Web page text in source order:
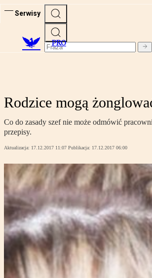
Serwisy
PRO
Rodzice mogą
Co do zasady szef nie może odmówić
przepisy.
Aktualizacja: 17.12.2017 11:07 Publikacja: 17.12.2017 06:00